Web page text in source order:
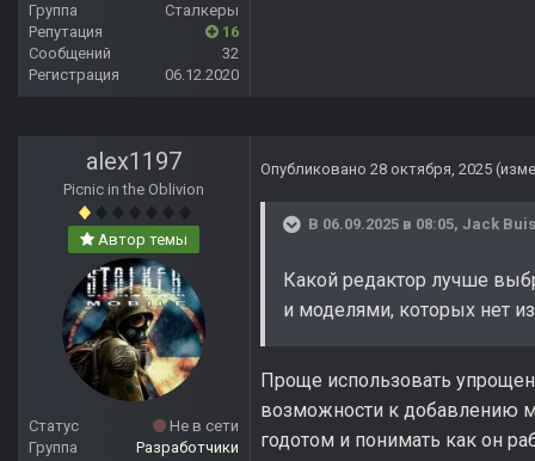
Группа
Сталкеры
Репутация
16
Сообщений
32
Регистрация
06.12.2020
alex1197
Picnic in the Oblivion
Автор темы
Статус
Не в сети
Группа
Разработчики
Опубликовано 28 октября, 2025
В 06.09.2025 в 08:05, Jack Buis
Какой редактор лучше
и моделями, которых нет
Проще использовать
возможности к добавлению
годотом и понимать как он